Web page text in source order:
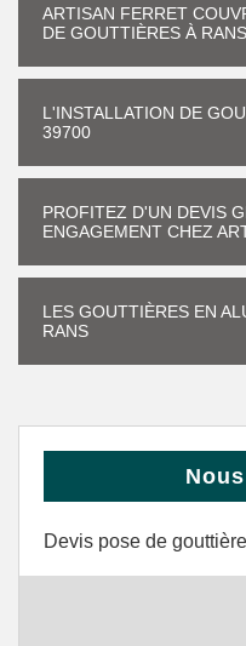
ARTISAN FERRET
DE GOUTTIÈRES À
L'INSTALLATION DE
39700
PROFITEZ D'UN DEVIS
ENGAGEMENT CHEZ
LES GOUTTIÈRES EN
RANS
Devis pose de